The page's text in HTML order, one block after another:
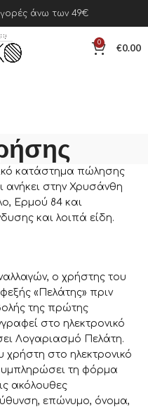
άνω των 49€
0 €0.00
κατάστημα πώλησης
ανήκει στην Χρυσάνθη
Ερμού 84 και
και λοιπά είδη.
ο χρήστης του
«Πελάτης» πριν
της πρώτης
στο ηλεκτρονικό
Λογαριασμό Πελάτη.
χρήστη στο ηλεκτρονικό
τη φόρμα
ακόλουθες
επώνυμο, όνομα,